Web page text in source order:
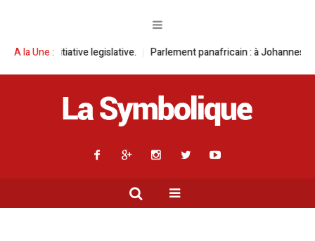
A la Une :
legislative. Parlement panafricain : à Johannesburg, Aimé Boji